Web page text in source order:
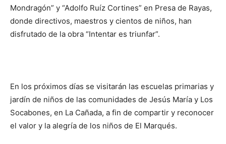
Mondragón” y “Adolfo Ruíz Cortines” en Presa de Rayas,
donde directivos, maestros y cientos de niños, han
disfrutado de la obra “Intentar es triunfar”.
En los próximos días se visitarán las escuelas primarias y
jardín de niños de las comunidades de Jesús María y Los
Socabones, en La Cañada, a fin de compartir y reconocer
el valor y la alegría de los niños de El Marqués.